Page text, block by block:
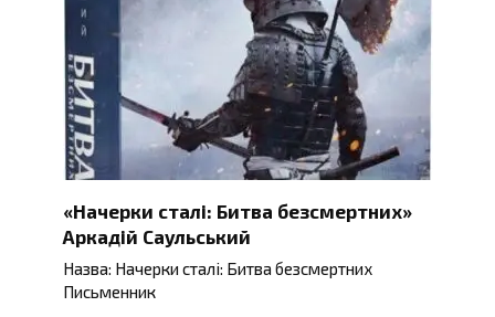
«Начерки сталі: Битва безсмертних»
Аркадій Саульський
Назва: Начерки сталі: Битва безсмертних
Письменник